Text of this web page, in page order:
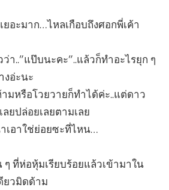
ยอะมาก…ไหลเกือบถึงศอกพี่เค้า
า..”แป๊บนะคะ”..แล้วก็ทำอะไรยุก ๆ
งอ่ะนะ
มหรือโวยวายก็ทำได้ค่ะ..แต่ดาว
ลยปล่อยเลยตามเลย
เอาใช่ย่อยซะที่ไหน…
ที่ห่อหุ้มเรียบร้อยแล้วเข้ามาใน
ยวมิดด้าม